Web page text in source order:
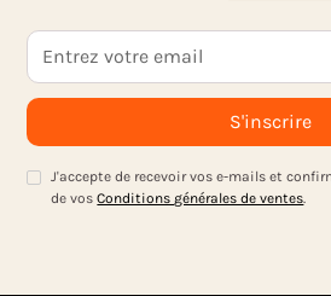
J'accepte de recevoir vos e-mails et
de vosConditions générales de ventes